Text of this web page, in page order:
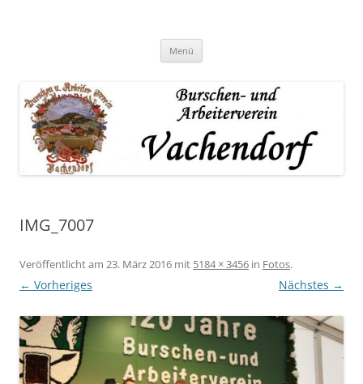
Menü
IMG_7007
Veröffentlicht am 23. März 2016 mit 5184 × 3456 in Fotos.
← Vorheriges Nächstes →